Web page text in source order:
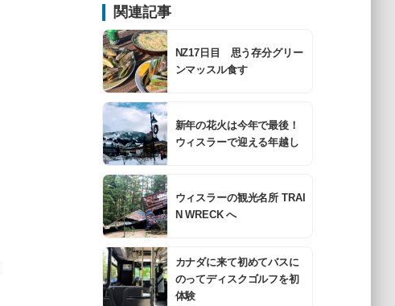
関連記事
NZ17日目 思う存分グリー
ンマッスル食す
新年の花火は今年で最後！
ウィスラーで迎える年越し
ウィスラーの観光名所 TRAI
N WRECK へ
カナダに来て初めてバスに
のってディスクゴルフを初
体験